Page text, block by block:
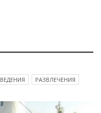
РАЗВЛЕЧЕНИЯ